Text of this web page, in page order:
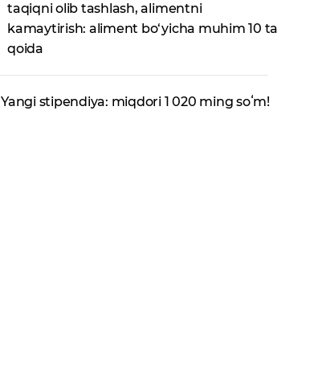
taqiqni olib tashlash, alimentni
kamaytirish: aliment bo‘yicha muhim 10 ta
qoida
Yangi stipendiya: miqdori 1 020 ming soʻm!